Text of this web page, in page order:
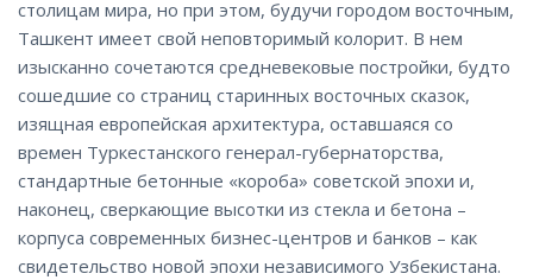
столицам мира, но при этом, будучи городом восточным,
Ташкент имеет свой неповторимый колорит. В нем
изысканно сочетаются средневековые постройки, будто
сошедшие со страниц старинных восточных сказок,
изящная европейская архитектура, оставшаяся со
времен Туркестанского генерал-губернаторства,
стандартные бетонные «короба» советской эпохи и,
наконец, сверкающие высотки из стекла и бетона –
корпуса современных бизнес-центров и банков – как
свидетельство новой эпохи независимого Узбекистана.